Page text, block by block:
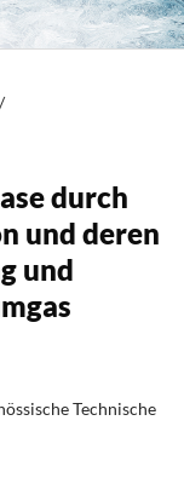
/
durch
und deren
und
Technische